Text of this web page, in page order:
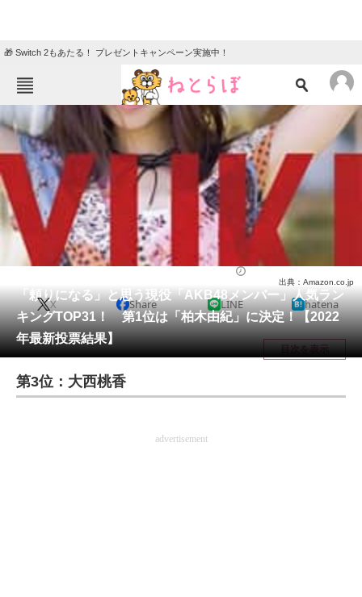
🎁 Switch 2もあたる！ プレゼントキャンペーン実施中！
ねとらぼメニュー
TOP ニュース
エンタメ クイズ
グルメ 地域
住まい 教育・育児
動物 リサーチ
会員記事
メディア
注目記事を集めた総合ページ
ITの今と未来を見通す
「頼りになる」と思う現役「AKB48メンバー」人気ラン
キングTOP31！ 第1位は「柏木由紀」に決定！【2022
年最新投票結果】
出典：Amazon.co.jp
X Share LINE hatena
目次を表示
第3位：大西桃香
advertisement